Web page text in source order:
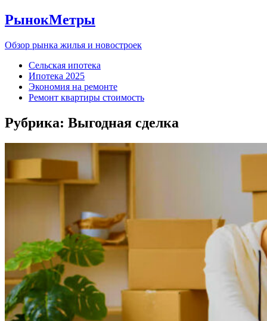
РынокМетры
Обзор рынка жилья и новостроек
Сельская ипотека
Ипотека 2025
Экономия на ремонте
Ремонт квартиры стоимость
Рубрика: Выгодная сделка